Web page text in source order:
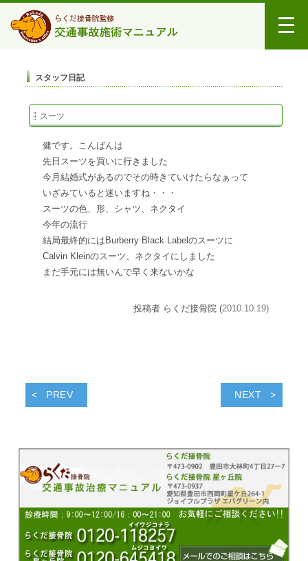
スタッフ日記
スーツ
健です。こんばんは
先日スーツを買いに行きました
今月結婚式があるのでその時きていけたらなぁって
いざみていると迷いますね・・・
スーツの色、形、シャツ、ネクタイ
今年の流行
結局最終的にはBurberry Black Labelのスーツに
Calvin Kleinのスーツ、ネクタイにしました
まだ手元には無いんで早く来ないかな
投稿者 らくだ接骨院 (2010.10.19)
PREV NEXT